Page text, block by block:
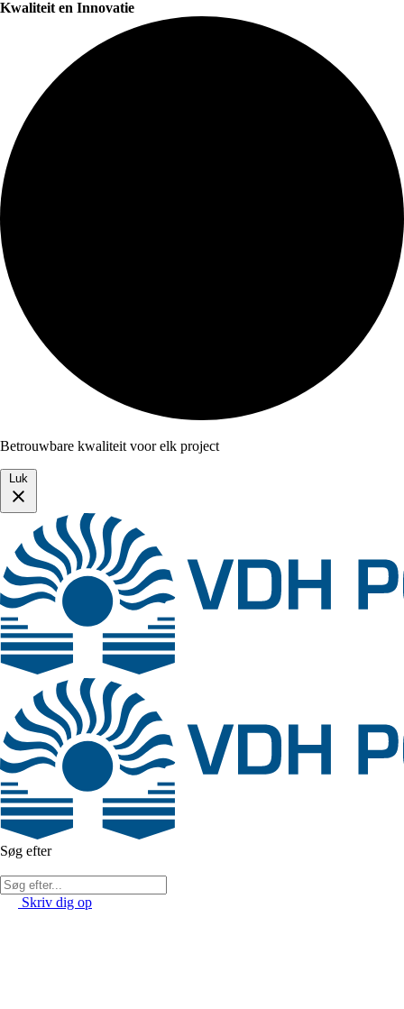
Kwaliteit en Innovatie
Betrouwbare kwaliteit voor elk project
Luk
Søg efter
Skriv dig op